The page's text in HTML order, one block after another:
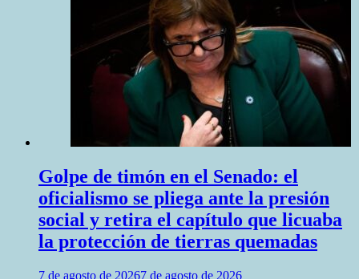
Golpe de timón en el Senado: el
oficialismo se pliega ante la presión
social y retira el capítulo que licuaba
la protección de tierras quemadas
7 de agosto de 20267 de agosto de 2026